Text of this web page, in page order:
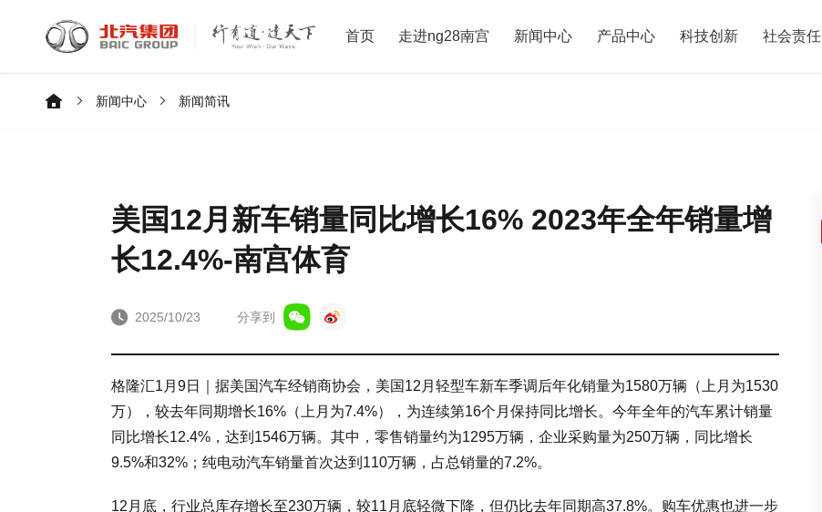
首页 走进ng28南宫 新闻中心 产品中心 科技创新 社会责任
新闻中心 新闻简讯
美国12月新车销量同比增长16% 2023年全年销量增
长12.4%-南宫体育
2025/10/23 分享到
格隆汇1月9日｜据美国汽车经销商协会，美国12月轻型车新车季调后年化销量为1580万辆（上月为1530
万），较去年同期增长16%（上月为7.4%），为连续第16个月保持同比增长。今年全年的汽车累计销量
同比增长12.4%，达到1546万辆。其中，零售销量约为1295万辆，企业采购量为250万辆，同比增长
9.5%和32%；纯电动汽车销量首次达到110万辆，占总销量的7.2%。
12月底，行业总库存增长至230万辆，较11月底轻微下降，但仍比去年同期高37.8%。购车优惠也进一步